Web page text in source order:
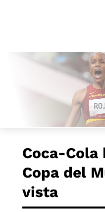
Coca-Cola
Copa del
vista